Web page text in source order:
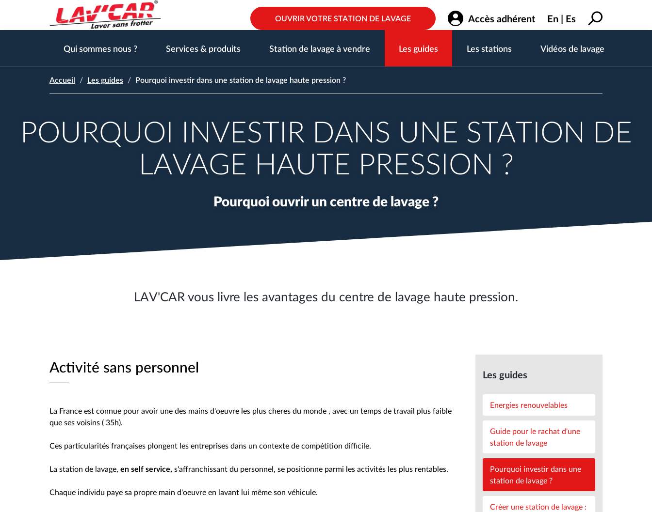
contenu
Lavcar
OUVRIR VOTRE STATION DE LAVAGE Accès adhérent En Es
Qui sommes nous ? Services & produits Station de lavage à vendre Les guides Les stations Vidéos de lavage
Accueil Les guides Pourquoi investir dans une station de lavage haute pression ?
POURQUOI INVESTIR DANS UNE STATION DE
LAVAGE HAUTE PRESSION ?
Pourquoi ouvrir un centre de lavage ?
LAV'CAR vous livre les avantages du centre de lavage haute pression.
Activité sans personnel
La France est connue pour avoir une des mains d'oeuvre les plus cheres du monde , avec un temps de travail plus faible
que ses voisins ( 35h).
Ces particularités françaises plongent les entreprises dans un contexte de compétition difficile.
La station de lavage, en self service, s'affranchissant du personnel, se positionne parmi les activités les plus rentables.
Chaque individu paye sa propre main d'oeuvre en lavant lui même son véhicule.
Les guides
Energies renouvelables
Guide pour le rachat d'une
station de lavage
Pourquoi investir dans une
station de lavage ?
Créer une station de lavage :